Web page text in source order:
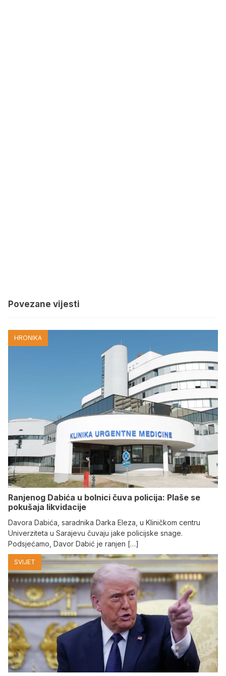
Povezane vijesti
HRONIKA
Ranjenog Dabića u bolnici čuva policija: Plaše se
pokušaja likvidacije
Davora Dabića, saradnika Darka Eleza, u Kliničkom centru
Univerziteta u Sarajevu čuvaju jake policijske snage.
Podsjećamo, Davor Dabić je ranjen […]
SVIJET